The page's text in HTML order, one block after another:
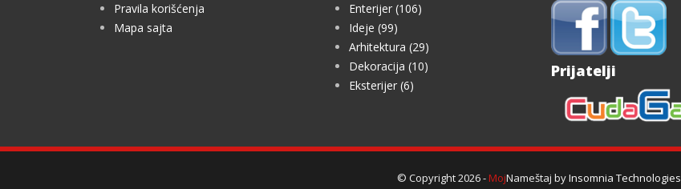
Pravila korišćenja
Mapa sajta
Enterijer (106)
Ideje (99)
Arhitektura (29)
Dekoracija (10)
Eksterijer (6)
Prijatelji
© Copyright 2026 -MojNameštaj byInsomnia Technologies